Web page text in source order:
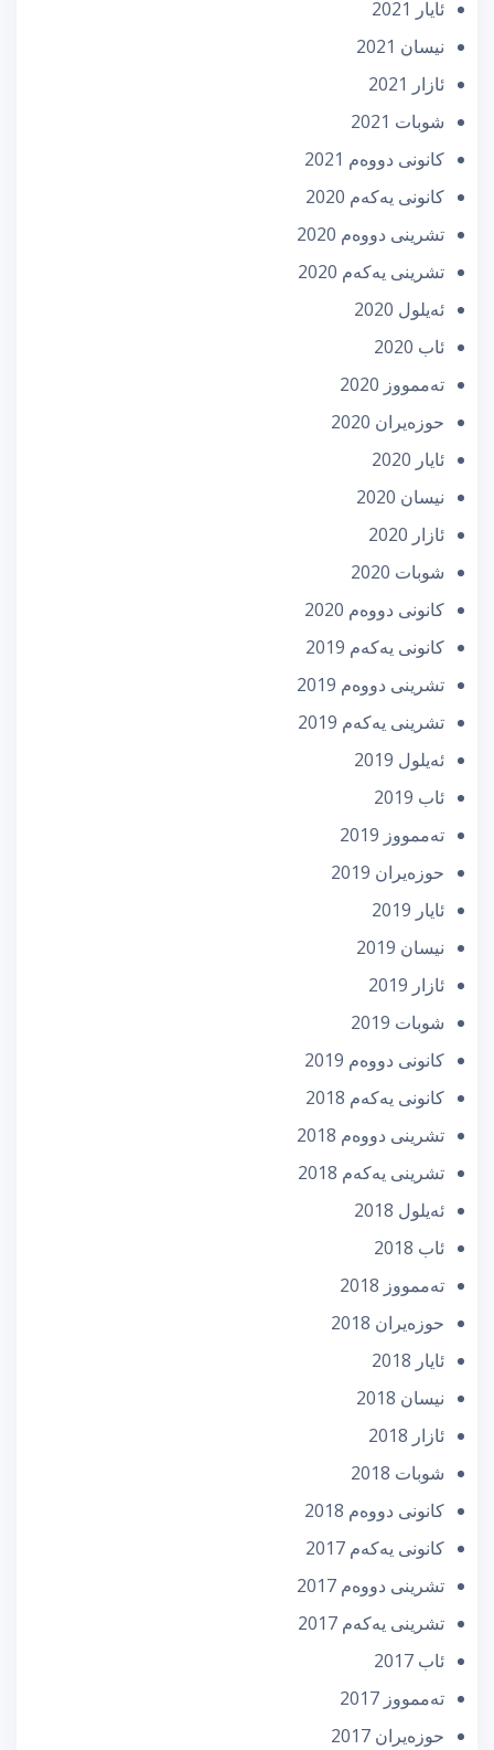
ئایار 2021
نیسان 2021
ئازار 2021
شوبات 2021
كانونی دووه‌م 2021
كانونی یه‌كه‌م 2020
تشرینی دووه‌م 2020
تشرینی یه‌كه‌م 2020
ئه‌یلول 2020
ئاب 2020
تەممووز 2020
حوزه‌یران 2020
ئایار 2020
نیسان 2020
ئازار 2020
شوبات 2020
كانونی دووه‌م 2020
كانونی یه‌كه‌م 2019
تشرینی دووه‌م 2019
تشرینی یه‌كه‌م 2019
ئه‌یلول 2019
ئاب 2019
تەممووز 2019
حوزه‌یران 2019
ئایار 2019
نیسان 2019
ئازار 2019
شوبات 2019
كانونی دووه‌م 2019
كانونی یه‌كه‌م 2018
تشرینی دووه‌م 2018
تشرینی یه‌كه‌م 2018
ئه‌یلول 2018
ئاب 2018
تەممووز 2018
حوزه‌یران 2018
ئایار 2018
نیسان 2018
ئازار 2018
شوبات 2018
كانونی دووه‌م 2018
كانونی یه‌كه‌م 2017
تشرینی دووه‌م 2017
تشرینی یه‌كه‌م 2017
ئاب 2017
تەممووز 2017
حوزه‌یران 2017